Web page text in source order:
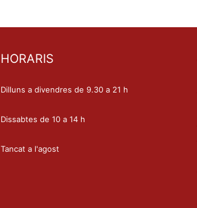
HORARIS
Dilluns a divendres de 9.30 a 21 h
Dissabtes de 10 a 14 h
Tancat a l'agost